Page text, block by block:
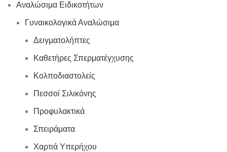
Αναλώσιμα Ειδικοτήτων
Γυναικολογικά Αναλώσιμα
Δειγματολήπτες
Καθετήρες Σπερματέγχυσης
Κολποδιαστολείς
Πεσσοί Σιλικόνης
Προφυλακτικά
Σπειράματα
Χαρτιά Υπερήχου